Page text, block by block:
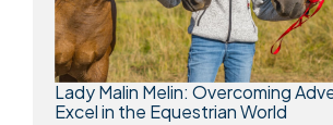
Lady Malin Melin: Overcoming
Excel in the Equestrian World